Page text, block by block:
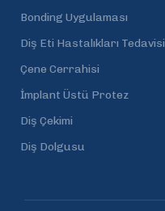
Bonding Uygulaması
Diş Eti Hastalıkları Tedavisi
Çene Cerrahisi
İmplant Üstü Protez
Diş Çekimi
Diş Dolgusu